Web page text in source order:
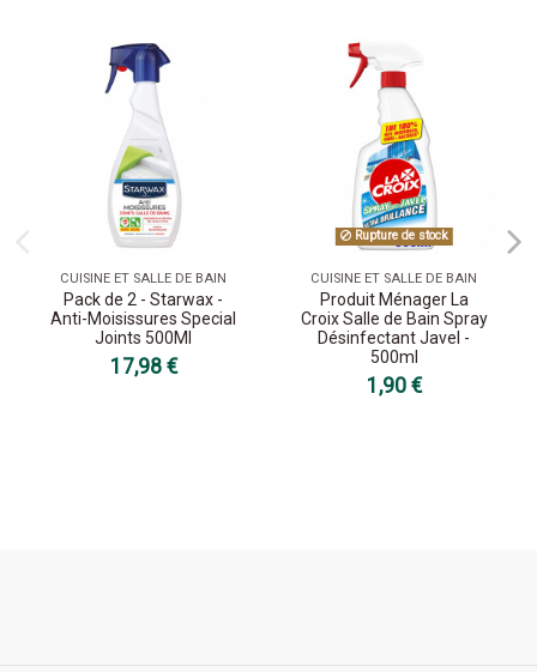
CUISINE ET SALLE DE BAIN
Pack de 2 - Starwax -
Anti-Moisissures Special
Joints 500Ml
17,98 €
Rupture de stock
CUISINE ET SALLE DE BAIN
Produit Ménager La
Croix Salle de Bain Spray
Désinfectant Javel -
500ml
1,90 €